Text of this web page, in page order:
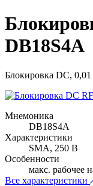
DB18S4A
Блокировка DC,
Мнемоника
DB18S4A
Характеристики
SMA, 250 В
Особенности
макс. рабочее
Все характеристики